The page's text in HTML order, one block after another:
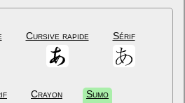
Cursive rapide Sérif
Crayon Sumo